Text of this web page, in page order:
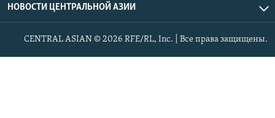
НОВОСТИ ЦЕНТРАЛЬНОЙ АЗИИ
CENTRAL ASIAN © 2026 RFE/RL, Inc. | Все права защищены.